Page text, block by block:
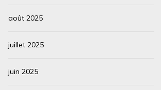
août 2025
juillet 2025
juin 2025